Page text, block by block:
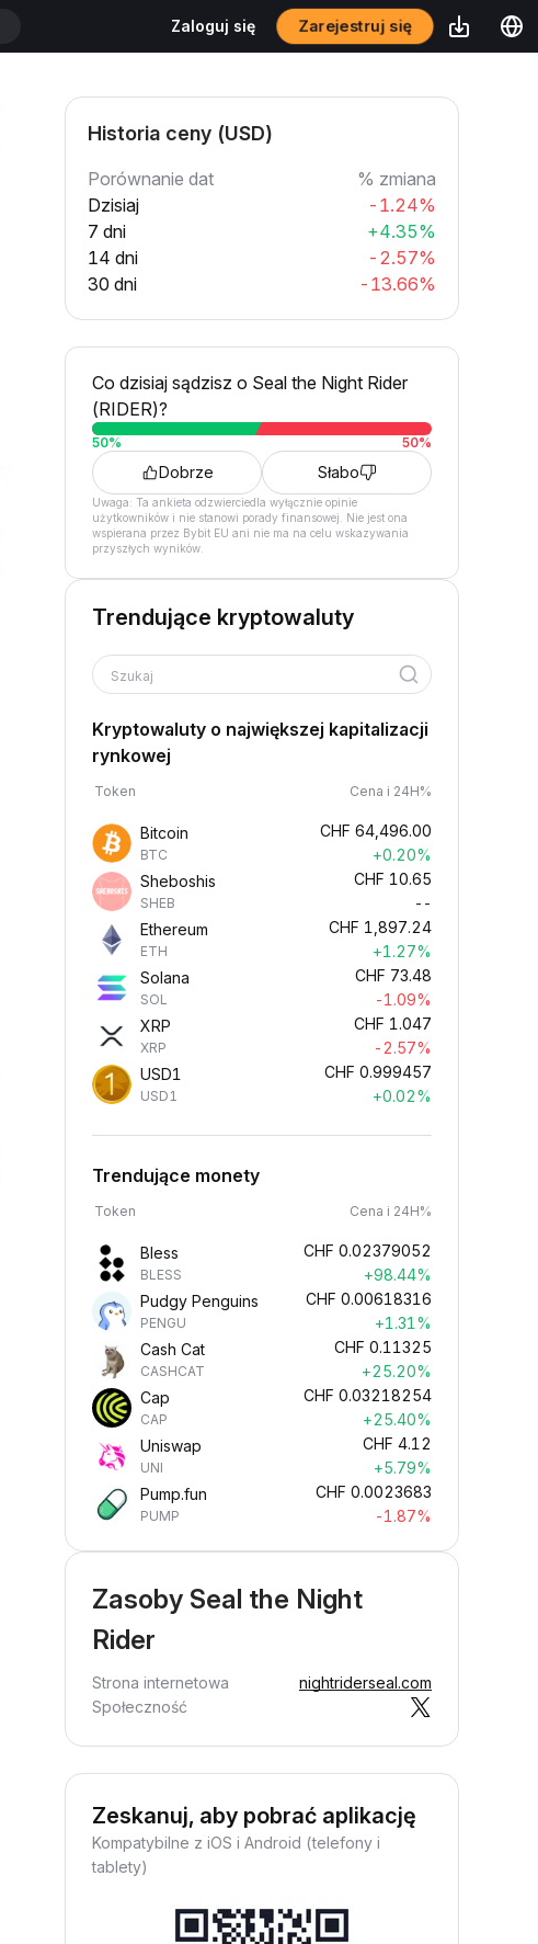
Zaloguj się Zarejestruj się
Historia ceny (USD)
Porównanie dat
% zmiana
Dzisiaj
-1.24%
7 dni
+4.35%
14 dni
-2.57%
30 dni
-13.66%
Co dzisiaj sądzisz o Seal the Night Rider
(RIDER)?
50% 50%
Dobrze Słabo
Uwaga: Ta ankieta odzwierciedla wyłącznie opinie
użytkowników i nie stanowi porady finansowej. Nie jest ona
wspierana przez Bybit EU ani nie ma na celu wskazywania
przyszłych wyników.
Trendujące kryptowaluty
Szukaj
Kryptowaluty o największej kapitalizacji
rynkowej
Token Cena i 24H%
Bitcoin
BTC
CHF 64,496.00
+0.20%
Sheboshis
SHEB
CHF 10.65
--
Ethereum
ETH
CHF 1,897.24
+1.27%
Solana
SOL
CHF 73.48
-1.09%
XRP
XRP
CHF 1.047
-2.57%
USD1
USD1
CHF 0.999457
+0.02%
Trendujące monety
Token Cena i 24H%
Bless
BLESS
CHF 0.02379052
+98.44%
Pudgy Penguins
PENGU
CHF 0.00618316
+1.31%
Cash Cat
CASHCAT
CHF 0.11325
+25.20%
Cap
CAP
CHF 0.03218254
+25.40%
Uniswap
UNI
CHF 4.12
+5.79%
Pump.fun
PUMP
CHF 0.0023683
-1.87%
Zasoby Seal the Night
Rider
Strona internetowa
nightriderseal.com
Społeczność
Zeskanuj, aby pobrać aplikację
Kompatybilne z iOS i Android (telefony i
tablety)